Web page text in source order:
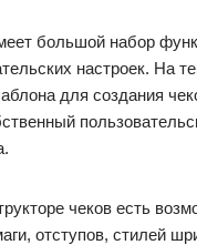
большой набор
настроек. На
для создания
чеков есть
отступов, стилей